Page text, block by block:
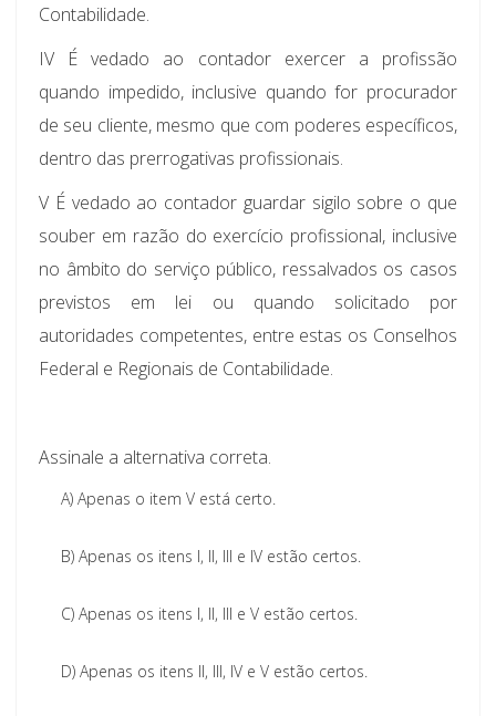
Contabilidade.
IV É vedado ao contador exercer a profissão
quando impedido, inclusive quando for procurador
de seu cliente, mesmo que com poderes específicos,
dentro das prerrogativas profissionais.
V É vedado ao contador guardar sigilo sobre o que
souber em razão do exercício profissional, inclusive
no âmbito do serviço público, ressalvados os casos
previstos em lei ou quando solicitado por
autoridades competentes, entre estas os Conselhos
Federal e Regionais de Contabilidade.
Assinale a alternativa correta.
A) Apenas o item V está certo.
B) Apenas os itens I, II, III e IV estão certos.
C) Apenas os itens I, II, III e V estão certos.
D) Apenas os itens II, III, IV e V estão certos.